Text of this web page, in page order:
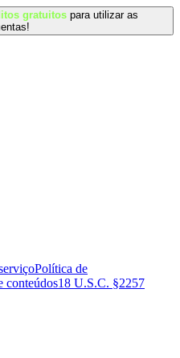
gratuitos para utilizar as
Política de
conteúdos18 U.S.C. §2257